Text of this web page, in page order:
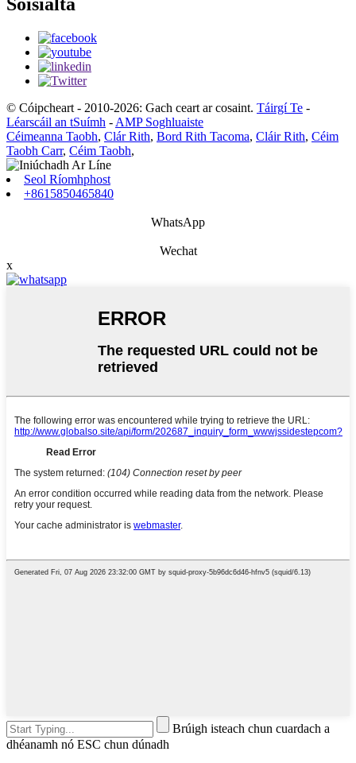
© Cóipcheart - 2010-2026: Gach ceart ar cosaint. Táirgí Te -
Léarscáil an tSuímh - AMP Soghluaiste
Céimeanna Taobh, Clár Rith, Bord Rith Tacoma, Cláir Rith, Céim
Taobh Carr, Céim Taobh,
Seol Ríomhphost
+8615850465840
WhatsApp
Wechat
x
Brúigh isteach chun cuardach a
dhéanamh nó ESC chun dúnadh